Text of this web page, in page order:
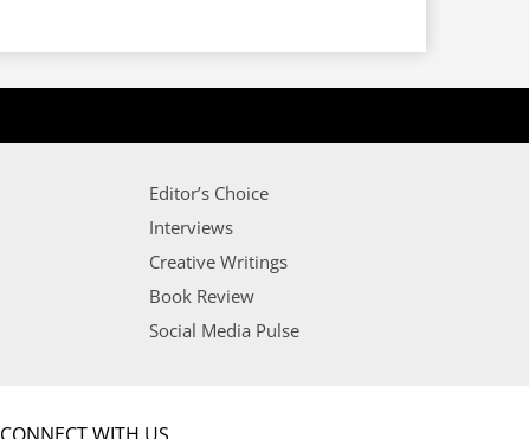
Editor’s Choice
Interviews
Creative Writings
Book Review
Social Media Pulse